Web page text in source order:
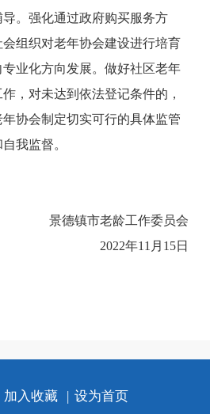
。强化通过政府购买服务方
组织对老年协会建设进行培育
业化方向发展。做好社区老年
，对未达到依法登记条件的，
协会制定切实可行的具体监管
我监督。
景德镇市老龄工作委员会
2022年11月15日
加入收藏 设为首页